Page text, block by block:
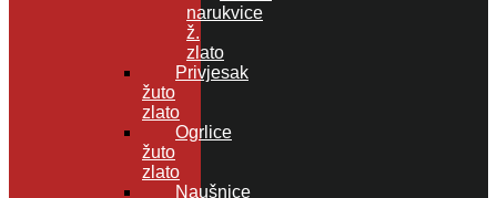
narukvice
ž.
zlato
Privjesak
žuto
zlato
Ogrlice
žuto
zlato
Naušnice